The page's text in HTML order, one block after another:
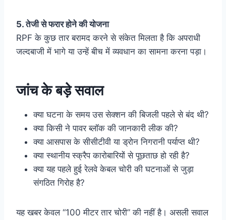
5. तेजी से फरार होने की योजना
RPF के कुछ तार बरामद करने से संकेत मिलता है कि अपराधी
जल्दबाजी में भागे या उन्हें बीच में व्यवधान का सामना करना पड़ा।
जांच के बड़े सवाल
क्या घटना के समय उस सेक्शन की बिजली पहले से बंद थी?
क्या किसी ने पावर ब्लॉक की जानकारी लीक की?
क्या आसपास के सीसीटीवी या ड्रोन निगरानी पर्याप्त थी?
क्या स्थानीय स्क्रैप कारोबारियों से पूछताछ हो रही है?
क्या यह पहले हुई रेलवे केबल चोरी की घटनाओं से जुड़ा
संगठित गिरोह है?
यह खबर केवल “100 मीटर तार चोरी” की नहीं है। असली सवाल